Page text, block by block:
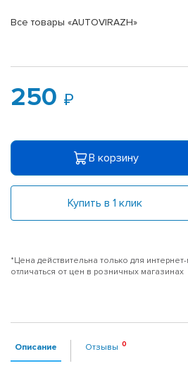
Все товары «AUTOVIRAZH»
250
В корзину
Купить в 1 клик
*Цена действительна только для
отличаться от цен в розничных магазинах
Описание Отзывы